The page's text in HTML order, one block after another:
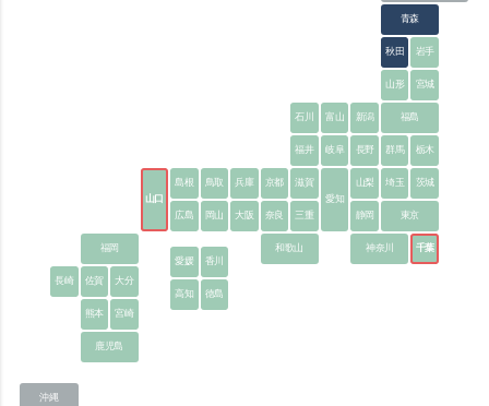
青森
秋田 岩手
山形 宮城
石川 富山 新潟 福島
福井 岐阜 長野 群馬 栃木
山口
島根 鳥取 兵庫 京都
滋賀
愛知
山梨 埼玉 茨城
広島 岡山 大阪 奈良 三重 東京
福岡
愛媛
香川
和歌山
静岡
神奈川 千葉
長崎 佐賀
大分
高知
徳島
熊本
宮崎
鹿児島
沖縄